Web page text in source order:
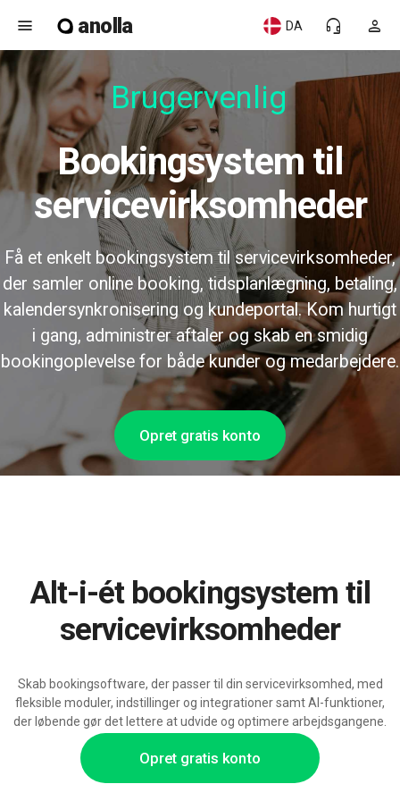
menu anolla person
headset_mic
DA
Brugervenlig
Bookingsystem til
servicevirksomheder
Få et enkelt bookingsystem til servicevirksomheder,
der samler online booking, tidsplanlægning, betaling,
kalendersynkronisering og kundeportal. Kom hurtigt
i gang, administrer aftaler og skab en smidig
bookingoplevelse for både kunder og medarbejdere.
Opret gratis konto
Opret gratis konto
Alt-i-ét bookingsystem til
servicevirksomheder
Skab bookingsoftware, der passer til din servicevirksomhed, med
fleksible moduler, indstillinger og integrationer samt AI-funktioner,
der løbende gør det lettere at udvide og optimere arbejdsgangene.